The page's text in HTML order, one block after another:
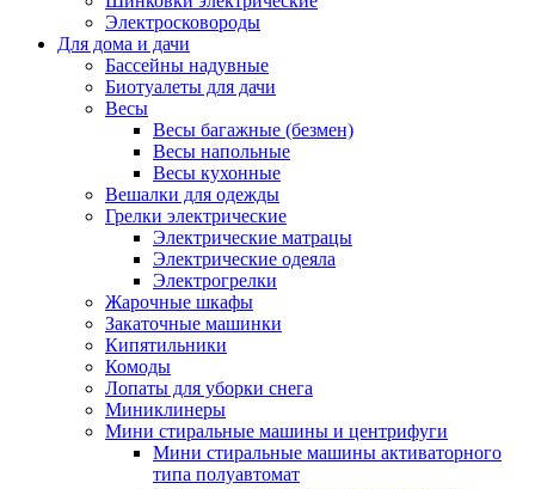
Электросковороды
Для дома и дачи
Бассейны надувные
Биотуалеты для дачи
Весы
Весы багажные (безмен)
Весы напольные
Весы кухонные
Вешалки для одежды
Грелки электрические
Электрические матрацы
Электрические одеяла
Электрогрелки
Жарочные шкафы
Закаточные машинки
Кипятильники
Комоды
Лопаты для уборки снега
Миниклинеры
Мини стиральные машины и центрифуги
Мини стиральные машины активаторного
типа полуавтомат